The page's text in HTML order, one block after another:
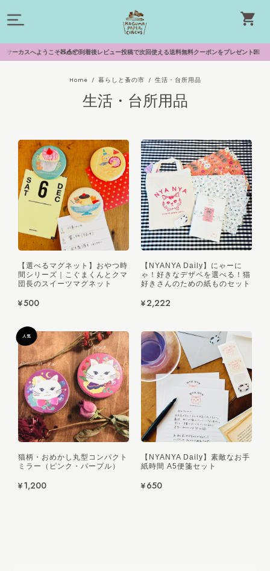
ーカスへようこそ🧸🎪📦到着後レビュー投稿で次回使える送料無料クーポンをプレゼント💌（お
Home 暮らしと蚤の市 生活・台所用品
生活・台所用品
【選べるマグネット】おやつ時
間シリーズ｜こぐまくんとクマ
団長のスイーツマグネット
¥500
【NYANYA Daily】にゃーに
ゃ！好きなデザペを選べる！猫
好きさんのための紙ものセット
¥2,222
猫柄・おめかし丸型コンパクト
ミラー（ピンク・パープル）
¥1,200
【NYANYA Daily】素敵なお手
紙時間 A5便箋セット
¥650